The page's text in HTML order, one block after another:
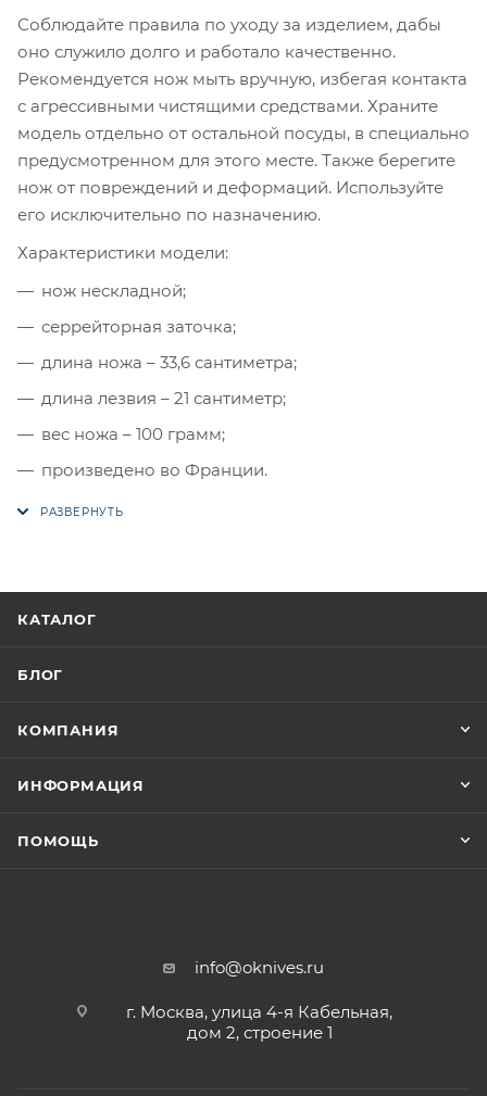
Соблюдайте правила по уходу за изделием, дабы
оно служило долго и работало качественно.
Рекомендуется нож мыть вручную, избегая контакта
с агрессивными чистящими средствами. Храните
модель отдельно от остальной посуды, в специально
предусмотренном для этого месте. Также берегите
нож от повреждений и деформаций. Используйте
его исключительно по назначению.
Характеристики модели:
нож нескладной;
серрейторная заточка;
длина ножа – 33,6 сантиметра;
длина лезвия – 21 сантиметр;
вес ножа – 100 грамм;
произведено во Франции.
КАТАЛОГ
БЛОГ
КОМПАНИЯ
ИНФОРМАЦИЯ
ПОМОЩЬ
info@oknives.ru
г. Москва, улица 4-я Кабельная,
дом 2, строение 1